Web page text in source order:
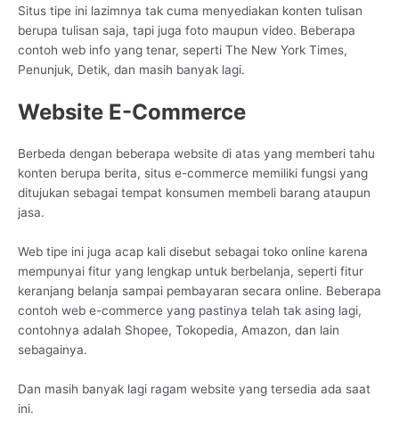
Situs tipe ini lazimnya tak cuma menyediakan konten tulisan
berupa tulisan saja, tapi juga foto maupun video. Beberapa
contoh web info yang tenar, seperti The New York Times,
Penunjuk, Detik, dan masih banyak lagi.
Website E-Commerce
Berbeda dengan beberapa website di atas yang memberi tahu
konten berupa berita, situs e-commerce memiliki fungsi yang
ditujukan sebagai tempat konsumen membeli barang ataupun
jasa.
Web tipe ini juga acap kali disebut sebagai toko online karena
mempunyai fitur yang lengkap untuk berbelanja, seperti fitur
keranjang belanja sampai pembayaran secara online. Beberapa
contoh web e-commerce yang pastinya telah tak asing lagi,
contohnya adalah Shopee, Tokopedia, Amazon, dan lain
sebagainya.
Dan masih banyak lagi ragam website yang tersedia ada saat
ini.